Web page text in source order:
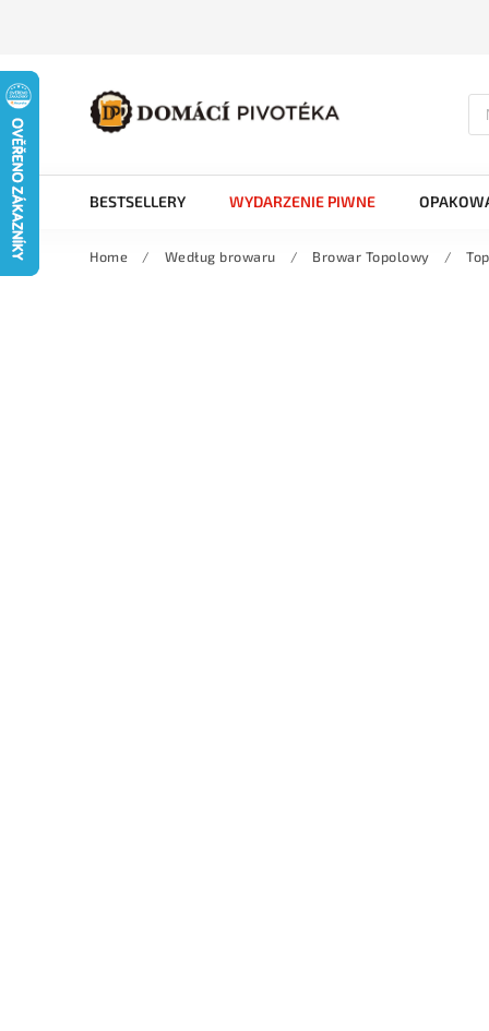
BESTSELLERY WYDARZENIE PIWNE
Home / Według browaru / Browar Topolowy /